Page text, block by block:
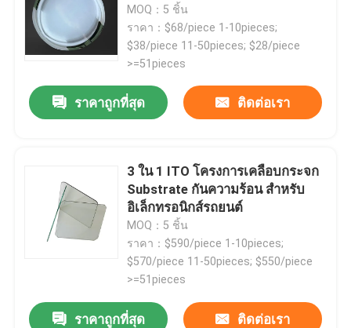
MOQ：5 ชิ้น
ราคา：$68/piece 1-10pieces;
$38/piece 11-50pieces; $28/piece
>=51pieces
ราคาถูกที่สุด ติดต่อเรา
3 ใน 1 ITO โครงการเคลือบกระจก
Substrate กันความร้อน สําหรับ
อิเล็กทรอนิกส์รถยนต์
MOQ：5 ชิ้น
ราคา：$590/piece 1-10pieces;
$570/piece 11-50pieces; $550/piece
>=51pieces
ราคาถูกที่สุด ติดต่อเรา